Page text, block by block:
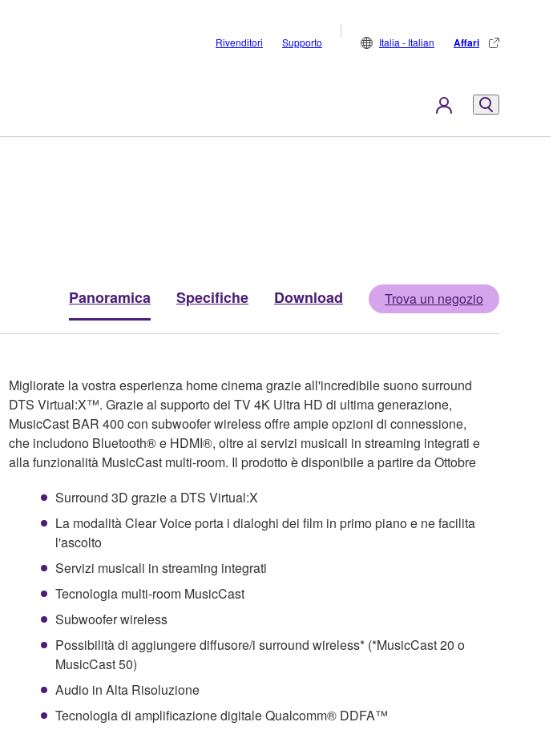
Rivenditori Supporto Italia - Italian Affari
Panoramica Specifiche Download Trova un negozio
Migliorate la vostra esperienza home cinema grazie all'incredibile suono surround
DTS Virtual:X™. Grazie al supporto dei TV 4K Ultra HD di ultima generazione,
MusicCast BAR 400 con subwoofer wireless offre ampie opzioni di connessione,
che includono Bluetooth® e HDMI®, oltre ai servizi musicali in streaming integrati e
alla funzionalità MusicCast multi-room. Il prodotto è disponibile a partire da Ottobre
Surround 3D grazie a DTS Virtual:X
La modalità Clear Voice porta i dialoghi dei film in primo piano e ne facilita
l'ascolto
Servizi musicali in streaming integrati
Tecnologia multi-room MusicCast
Subwoofer wireless
Possibilità di aggiungere diffusore/i surround wireless* (*MusicCast 20 o
MusicCast 50)
Audio in Alta Risoluzione
Tecnologia di amplificazione digitale Qualcomm® DDFA™